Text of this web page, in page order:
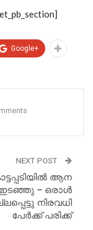
Google+
NEXT POST
ആന
– ഒരാൾ
നിരവധി
പേർക്ക് പരിക്ക്